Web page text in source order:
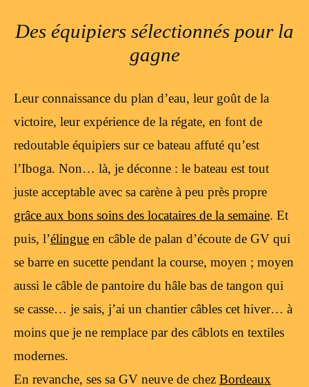
Des équipiers sélectionnés pour la
gagne
Leur connaissance du plan d’eau, leur goût de la
victoire, leur expérience de la régate, en font de
redoutable équipiers sur ce bateau affuté qu’est
l’Iboga. Non… là, je déconne : le bateau est tout
juste acceptable avec sa carène à peu près propre
grâce aux bons soins des locataires de la semaine. Et
puis, l’élingue en câble de palan d’écoute de GV qui
se barre en sucette pendant la course, moyen ; moyen
aussi le câble de pantoire du hâle bas de tangon qui
se casse… je sais, j’ai un chantier câbles cet hiver… à
moins que je ne remplace par des câblots en textiles
modernes.
En revanche, ses sa GV neuve de chez Bordeaux